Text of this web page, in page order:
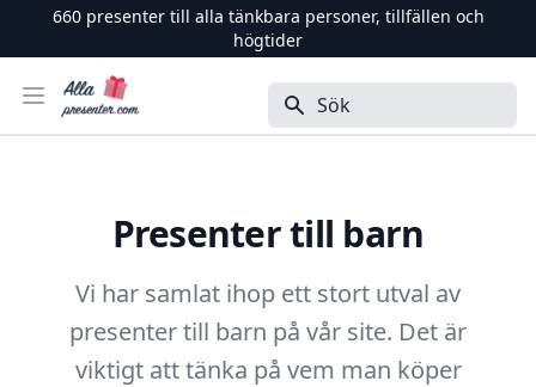
660presenter till alla tänkbara personer, tillfällen och
högtider
Öppna menyn
Alla Presenter Sök
Presenter till barn
Vi har samlat ihop ett stort utval av
presenter till barn på vår site. Det är
viktigt att tänka på vem man köper